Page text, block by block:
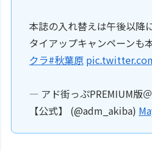
本誌の入れ替えは午後以降
タイアップキャンペーンも
クラ#秋葉原
— アド街っぷPREMIUM版
【公式】 (@adm_akiba)